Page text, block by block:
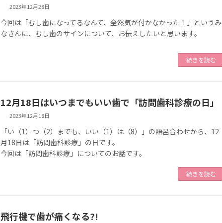
2023年12月28日
今回は「むし歯になってるなんて、全然気が付かなかった！」というみ
なさんに、むし歯のサインについて、お伝えしたいと思います。
続きを読む
12月18日はいつまでもいい歯で「訪問歯科診療の日」
2023年12月18日
「い（1）つ（2）までも、いい（1）は（8）」の語呂合わせから、12
月18日は「訪問歯科診療」の日です。
今回は「訪問歯科診療」についてのお話です。
続きを読む
飛行機で歯が痛くなる?!